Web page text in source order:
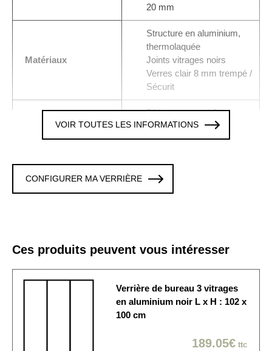
20 mm
Matériaux
Structure en aluminium,
thermolaquée
Joints vitrages noirs
Verres clair 8 mm trempé /
Sécurit
Vitrages
5 Verres trempé 8 mm
clair
La verrière est fixée sur
les 4 cotés. Cette option
Origine de
fabrication
Produit fabriqué en France
La verrière est
généralement expédiée
Economique / Choix du
VOIR TOUTES LES INFORMATIONS
CONFIGURER MA VERRIÈRE
Ces produits peuvent vous intéresser
Verrière de bureau 3 vitrages
en aluminium noir L x H : 102 x
100 cm
189.05€ ttc